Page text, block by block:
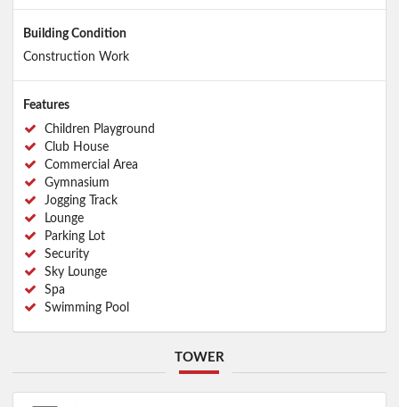
Building Condition
Construction Work
Features
Children Playground
Club House
Commercial Area
Gymnasium
Jogging Track
Lounge
Parking Lot
Security
Sky Lounge
Spa
Swimming Pool
TOWER